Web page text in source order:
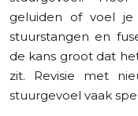
geluiden of voel
stuurstangen en
de kans groot dat
zit. Revisie met
stuurgevoel vaak